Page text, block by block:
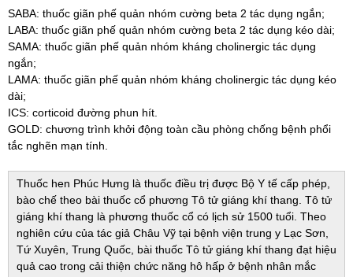
SABA: thuốc giãn phế quản nhóm cường beta 2 tác dụng ngắn;
LABA: thuốc giãn phế quản nhóm cường beta 2 tác dụng kéo dài;
SAMA: thuốc giãn phế quản nhóm kháng cholinergic tác dụng
ngắn;
LAMA: thuốc giãn phế quản nhóm kháng cholinergic tác dụng kéo
dài;
ICS: corticoid đường phun hít.
GOLD: chương trình khởi động toàn cầu phòng chống bệnh phổi
tắc nghẽn mạn tính.
Thuốc hen Phúc Hưng là thuốc điều trị được Bộ Y tế cấp phép,
bào chế theo bài thuốc cổ phương Tô tử giáng khí thang. Tô tử
giáng khí thang là phương thuốc cổ có lịch sử 1500 tuổi. Theo
nghiên cứu của tác giả Châu Vỹ tại bệnh viện trung y Lạc Sơn,
Tứ Xuyên, Trung Quốc, bài thuốc Tô tử giáng khí thang đạt hiệu
quả cao trong cải thiện chức năng hô hấp ở bệnh nhân mắc